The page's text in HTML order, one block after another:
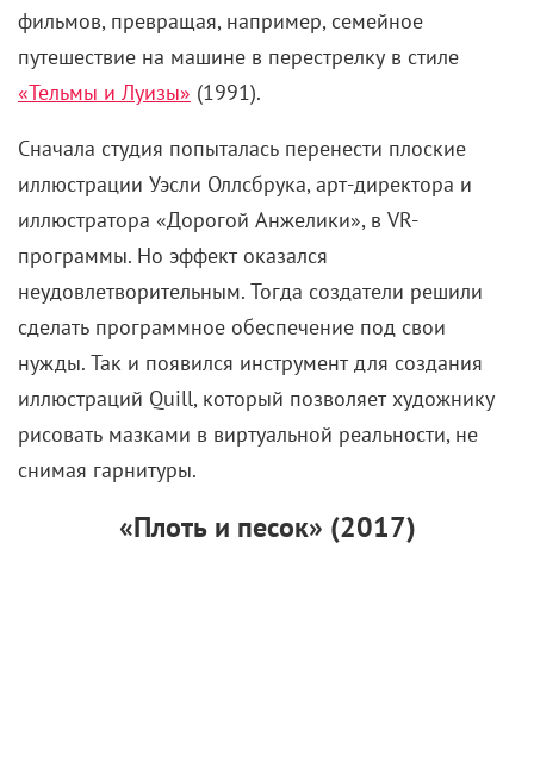
фильмов, превращая, например, семейное
путешествие на машине в перестрелку в стиле
«Тельмы и Луизы» (1991).
Сначала студия попыталась перенести плоские
иллюстрации Уэсли Оллсбрука, арт-директора и
иллюстратора «Дорогой Анжелики», в VR-
программы. Но эффект оказался
неудовлетворительным. Тогда создатели решили
сделать программное обеспечение под свои
нужды. Так и появился инструмент для создания
иллюстраций Quill, который позволяет художнику
рисовать мазками в виртуальной реальности, не
снимая гарнитуры.
«Плоть и песок» (2017)